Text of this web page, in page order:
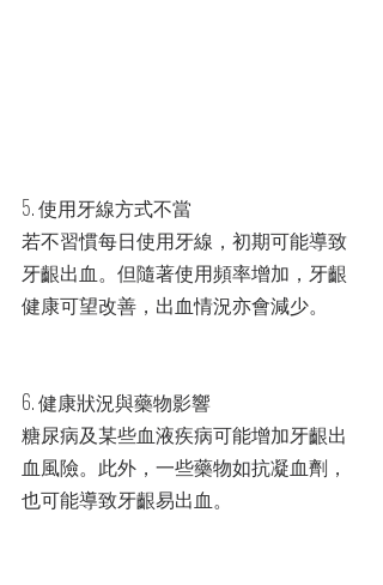
5. 使用牙線方式不當
若不習慣每日使用牙線，初期可能導致
牙齦出血。但隨著使用頻率增加，牙齦
健康可望改善，出血情況亦會減少。
6. 健康狀況與藥物影響
糖尿病及某些血液疾病可能增加牙齦出
血風險。此外，一些藥物如抗凝血劑，
也可能導致牙齦易出血。